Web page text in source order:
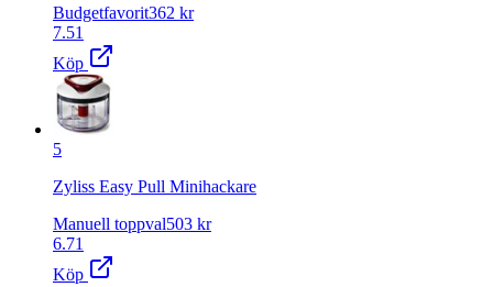
Budgetfavorit362 kr
7.51
Köp
5
Zyliss Easy Pull Minihackare
Manuell toppval503 kr
6.71
Köp